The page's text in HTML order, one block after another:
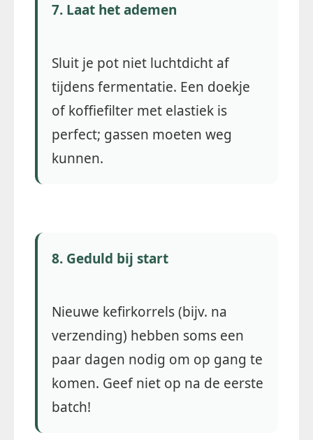
7. Laat het ademen
Sluit je pot niet luchtdicht af
tijdens fermentatie. Een doekje
of koffiefilter met elastiek is
perfect; gassen moeten weg
kunnen.
8. Geduld bij start
Nieuwe kefirkorrels (bijv. na
verzending) hebben soms een
paar dagen nodig om op gang te
komen. Geef niet op na de eerste
batch!